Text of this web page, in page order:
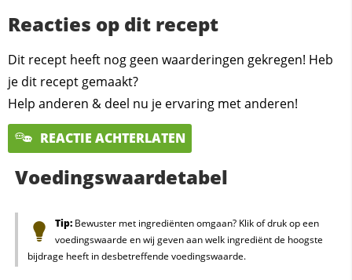
Reacties op dit recept
Dit recept heeft nog geen waarderingen gekregen! Heb
je dit recept gemaakt?
Help anderen & deel nu je ervaring met anderen!
REACTIE ACHTERLATEN
Voedingswaardetabel
Tip:Bewuster met ingrediënten omgaan? Klik of druk op een
voedingswaarde en wij geven aan welk ingrediënt de hoogste
bijdrage heeft in desbetreffende voedingswaarde.